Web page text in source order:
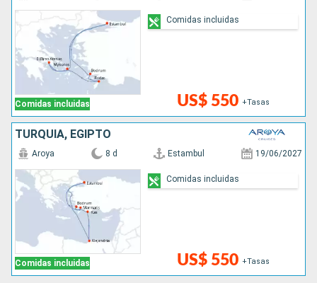
Comidas incluidas US$ 550 +Tasas
Comidas incluidas
TURQUÍA, EGIPTO
Comidas incluidas
Aroya 8 d Estambul 19/06/2027
US$ 550 +Tasas
Comidas incluidas